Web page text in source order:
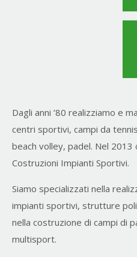
Dagli anni ’80 realizziamo e
centri sportivi, campi da
beach volley, padel. Nel
Costruzioni Impianti Sportivi.
Siamo specializzati nella
impianti sportivi, strutture
nella costruzione di campi di
multisport.